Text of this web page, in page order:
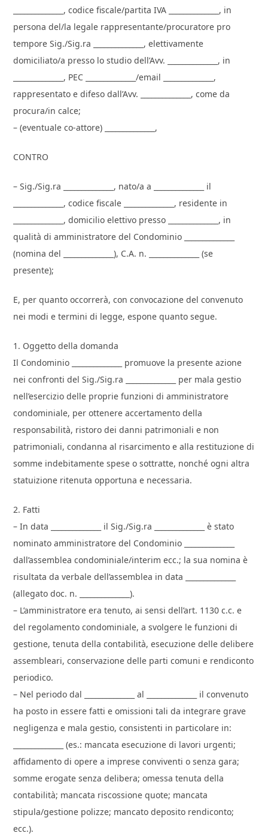
______________, codice fiscale/partita IVA ______________, in
persona del/la legale rappresentante/procuratore pro
tempore Sig./Sig.ra ______________, elettivamente
domiciliato/a presso lo studio dell’Avv. ______________, in
______________, PEC ______________/email ______________,
rappresentato e difeso dall’Avv. ______________, come da
procura/in calce;
– (eventuale co-attore) ______________,
CONTRO
– Sig./Sig.ra ______________, nato/a a ______________ il
______________, codice fiscale ______________, residente in
______________, domicilio elettivo presso ______________, in
qualità di amministratore del Condominio ______________
(nomina del ______________), C.A. n. ______________ (se
presente);
E, per quanto occorrerà, con convocazione del convenuto
nei modi e termini di legge, espone quanto segue.
1. Oggetto della domanda
Il Condominio ______________ promuove la presente azione
nei confronti del Sig./Sig.ra ______________ per mala gestio
nell’esercizio delle proprie funzioni di amministratore
condominiale, per ottenere accertamento della
responsabilità, ristoro dei danni patrimoniali e non
patrimoniali, condanna al risarcimento e alla restituzione di
somme indebitamente spese o sottratte, nonché ogni altra
statuizione ritenuta opportuna e necessaria.
2. Fatti
– In data ______________ il Sig./Sig.ra ______________ è stato
nominato amministratore del Condominio ______________
dall’assemblea condominiale/interim ecc.; la sua nomina è
risultata da verbale dell’assemblea in data ______________
(allegato doc. n. ______________).
– L’amministratore era tenuto, ai sensi dell’art. 1130 c.c. e
del regolamento condominiale, a svolgere le funzioni di
gestione, tenuta della contabilità, esecuzione delle delibere
assembleari, conservazione delle parti comuni e rendiconto
periodico.
– Nel periodo dal ______________ al ______________ il convenuto
ha posto in essere fatti e omissioni tali da integrare grave
negligenza e mala gestio, consistenti in particolare in:
______________ (es.: mancata esecuzione di lavori urgenti;
affidamento di opere a imprese conviventi o senza gara;
somme erogate senza delibera; omessa tenuta della
contabilità; mancata riscossione quote; mancata
stipula/gestione polizze; mancato deposito rendiconto;
ecc.).